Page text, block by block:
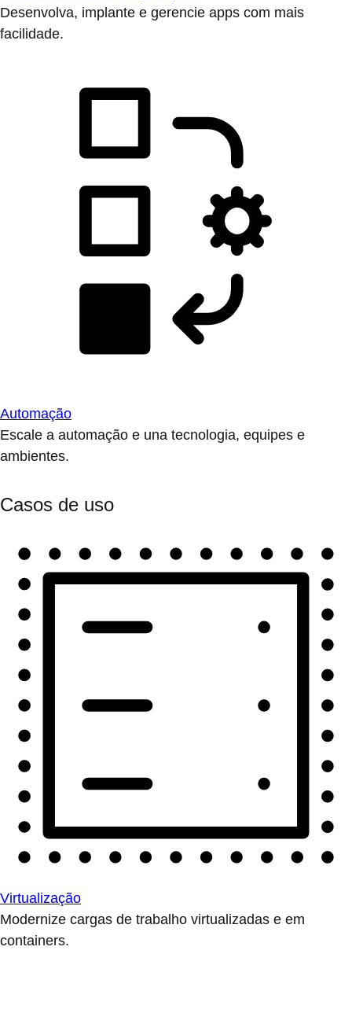
Desenvolva, implante e gerencie apps com mais
facilidade.
Automação
Escale a automação e una tecnologia, equipes e
ambientes.
Casos de uso
Virtualização
Modernize cargas de trabalho virtualizadas e em
containers.